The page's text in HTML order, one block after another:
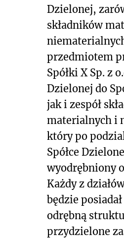
Dzielonej,
składników
przedmiotem
Spółki X Sp. z
Dzielonej do
jak i zespół
materialnych i
który po
Spółce
wyodrębniony
Każdy z
będzie
odrębną
przydzielone